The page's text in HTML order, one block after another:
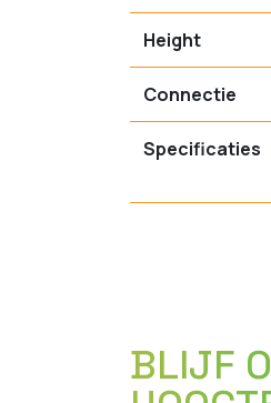
Height
Connectie
Specificaties
BLIJF